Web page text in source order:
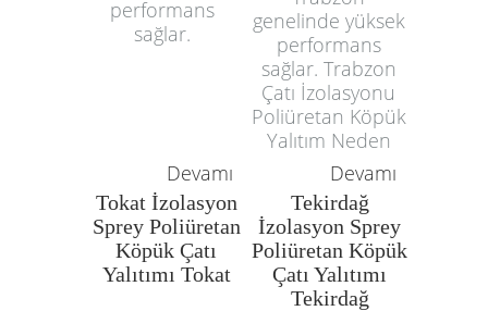
performans
sağlar.
genelinde yüksek
performans
sağlar. Trabzon
Çatı İzolasyonu
Poliüretan Köpük
Yalıtım Neden
Devamı
Devamı
Tokat İzolasyon
Sprey Poliüretan
Köpük Çatı
Yalıtımı Tokat
Tekirdağ
İzolasyon Sprey
Poliüretan Köpük
Çatı Yalıtımı
Tekirdağ